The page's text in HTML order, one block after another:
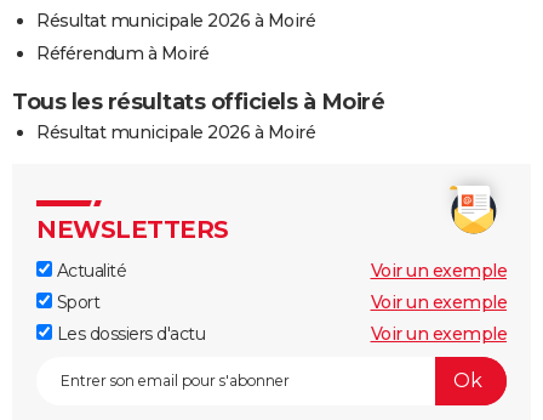
Résultat municipale 2026 à Moiré
Référendum à Moiré
Tous les résultats officiels à Moiré
Résultat municipale 2026 à Moiré
NEWSLETTERS
Actualité
Voir un exemple
Sport
Voir un exemple
Les dossiers d'actu
Voir un exemple